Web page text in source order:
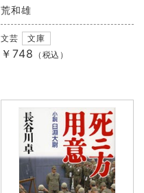
荒和雄
文芸 文庫
￥748 （税込）